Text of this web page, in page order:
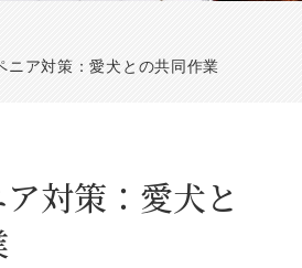
ニア対策：愛犬との共同作業
対策：愛犬と